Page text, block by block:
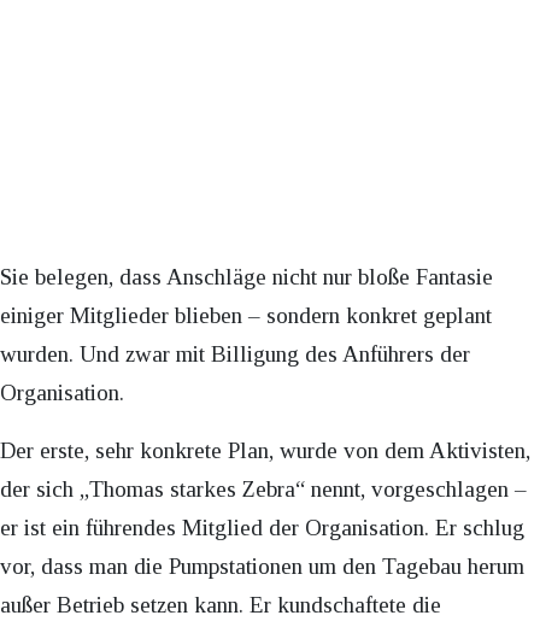
Sie belegen, dass Anschläge nicht nur bloße Fantasie
einiger Mitglieder blieben – sondern konkret geplant
wurden. Und zwar mit Billigung des Anführers der
Organisation.
Der erste, sehr konkrete Plan, wurde von dem Aktivisten,
der sich „Thomas starkes Zebra“ nennt, vorgeschlagen –
er ist ein führendes Mitglied der Organisation. Er schlug
vor, dass man die Pumpstationen um den Tagebau herum
außer Betrieb setzen kann. Er kundschaftete die